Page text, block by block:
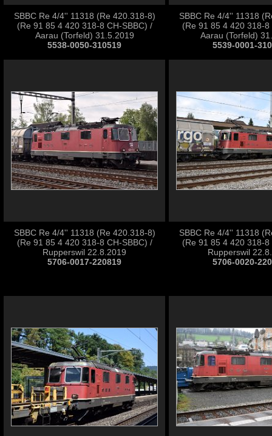
SBBC Re 4/4'' 11318 (Re 420.318-8)
(Re 91 85 4 420 318-8 CH-SBBC) /
Aarau (Torfeld) 31.5.2019
5538-0050-310519
SBBC Re 4/4'' 11318
(Re 91 85 4 420 318-8
Aarau (Torfeld)
5539-0001-
SBBC Re 4/4'' 11318 (Re 420.318-8)
(Re 91 85 4 420 318-8 CH-SBBC) /
Rupperswil 22.8.2019
5706-0017-220819
SBBC Re 4/4'' 11318
(Re 91 85 4 420 318-8
Rupperswil
5706-0020-